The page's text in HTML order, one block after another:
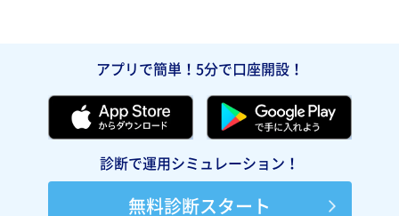
アプリで簡単！5分で口座開設！
診断で運用シミュレーション！
無料診断スタート